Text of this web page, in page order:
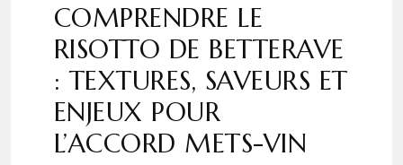
COMPRENDRE LE
RISOTTO DE BETTERAVE
: TEXTURES, SAVEURS ET
ENJEUX POUR
L’ACCORD METS-VIN